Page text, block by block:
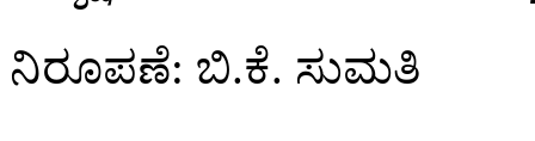
ನಿರೂಪಣೆ: ಬಿ.ಕೆ. ಸುಮತಿ